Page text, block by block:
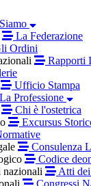
La Federazione
Ordini
Rapporti
Ufficio Stampa
La Professione
Chi è l'ostetrica
Excursus
Consulenza
Codice
Atti
Congressi